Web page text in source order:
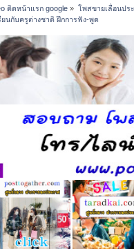
ติดหน้าแรก google » โพสขายเลื่อนปร
นกับครูต่างชาติ ฝึกการฟัง-พูด